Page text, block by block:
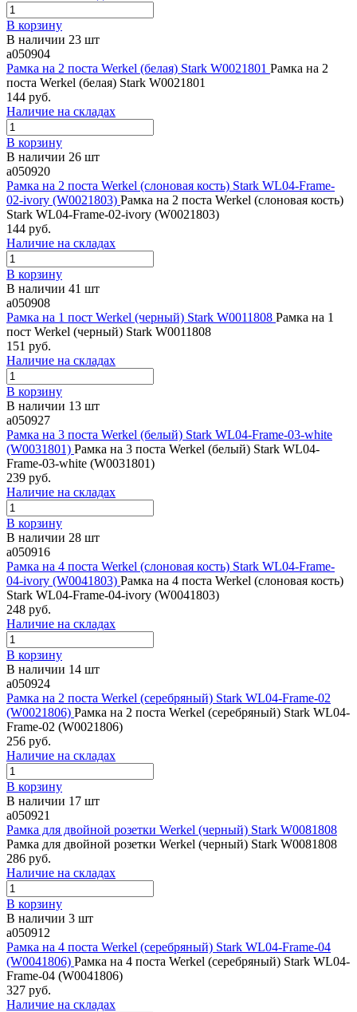
В корзину
В наличии 23 шт
a050904
Рамка на 2 поста Werkel (белая) Stark W0021801 Рамка на 2
поста Werkel (белая) Stark W0021801
144 руб.
Наличие на складах
В корзину
В наличии 26 шт
a050920
Рамка на 2 поста Werkel (слоновая кость) Stark WL04-Frame-
02-ivory (W0021803) Рамка на 2 поста Werkel (слоновая кость)
Stark WL04-Frame-02-ivory (W0021803)
144 руб.
Наличие на складах
В корзину
В наличии 41 шт
a050908
Рамка на 1 пост Werkel (черный) Stark W0011808 Рамка на 1
пост Werkel (черный) Stark W0011808
151 руб.
Наличие на складах
В корзину
В наличии 13 шт
a050927
Рамка на 3 поста Werkel (белый) Stark WL04-Frame-03-white
(W0031801) Рамка на 3 поста Werkel (белый) Stark WL04-
Frame-03-white (W0031801)
239 руб.
Наличие на складах
В корзину
В наличии 28 шт
a050916
Рамка на 4 поста Werkel (слоновая кость) Stark WL04-Frame-
04-ivory (W0041803) Рамка на 4 поста Werkel (слоновая кость)
Stark WL04-Frame-04-ivory (W0041803)
248 руб.
Наличие на складах
В корзину
В наличии 14 шт
a050924
Рамка на 2 поста Werkel (серебряный) Stark WL04-Frame-02
(W0021806) Рамка на 2 поста Werkel (серебряный) Stark WL04-
Frame-02 (W0021806)
256 руб.
Наличие на складах
В корзину
В наличии 17 шт
a050921
Рамка для двойной розетки Werkel (черный) Stark W0081808
Рамка для двойной розетки Werkel (черный) Stark W0081808
286 руб.
Наличие на складах
В корзину
В наличии 3 шт
a050912
Рамка на 4 поста Werkel (серебряный) Stark WL04-Frame-04
(W0041806) Рамка на 4 поста Werkel (серебряный) Stark WL04-
Frame-04 (W0041806)
327 руб.
Наличие на складах